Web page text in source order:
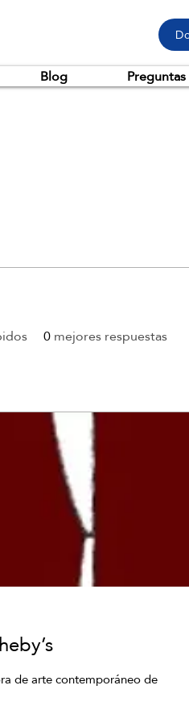
Blog
0mejores respuestas
de arte contemporáneo de